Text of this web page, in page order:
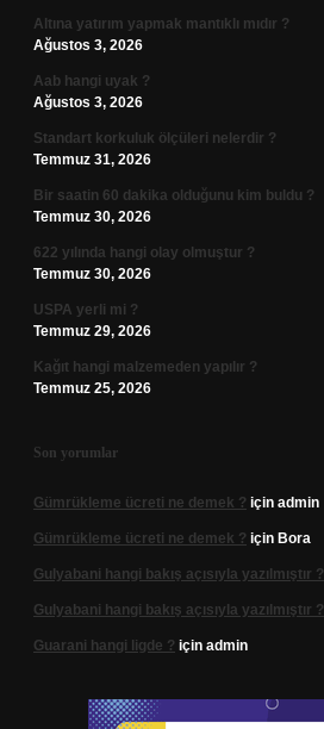
Altına yatırım yapmak mantıklı mıdır ?
Ağustos 3, 2026
Aab hangi uyak ?
Ağustos 3, 2026
Standart korkuluk ölçüleri nelerdir ?
Temmuz 31, 2026
Bir saatin 60 dakika olduğunu kim buldu ?
Temmuz 30, 2026
622 yılında hangi olay olmuştur ?
Temmuz 30, 2026
USPA yerli mi ?
Temmuz 29, 2026
Kağıt hangi malzemeden yapılır ?
Temmuz 25, 2026
Son yorumlar
Gümrükleme ücreti ne demek ? için admin
Gümrükleme ücreti ne demek ? için Bora
Gulyabani hangi bakış açısıyla yazılmıştır ?
Gulyabani hangi bakış açısıyla yazılmıştır ?
Guarani hangi ligde ? için admin